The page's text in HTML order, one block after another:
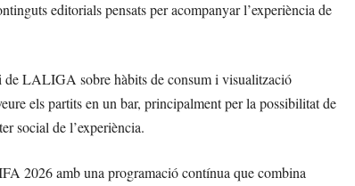
editorials pensats per acompanyar l’experiència de
de LALIGA sobre hàbits de consum i visualització
els partits en un bar, principalment per la possibilitat de
social de l’experiència.
2026 amb una programació contínua que combina